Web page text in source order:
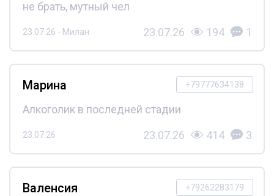
не брать, мутный чел
23.07.26 - Милан 23.07.26 194 1
+79777634138
Марина
Алкоголик в последней стадии
23.07.26 23.07.26 414 3
+79262283179
Валенсия